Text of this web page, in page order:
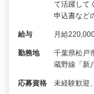
て活躍して
申込書など
給与 月給
勤務地
千葉県松戸
蔵野線「新
応募資格 未経験歓迎